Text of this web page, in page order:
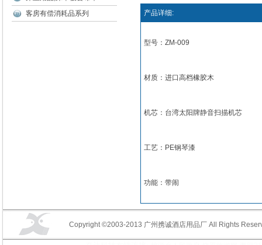
客房有偿消耗品系列
产品详细:
型号：ZM-009
材质：进口高档橡胶木
机芯：台湾太阳牌静音扫描机芯
工艺：PE钢琴漆
功能：带闹
Copyright ©2003-2013 广州携诚酒店用品厂 All Rights